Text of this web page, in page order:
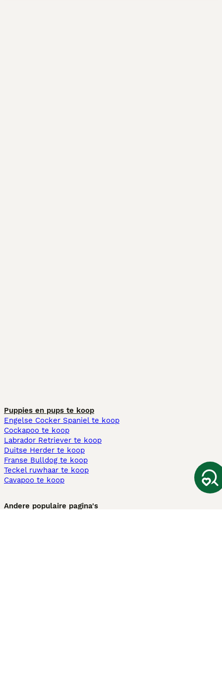
Puppies en pups te koop
Engelse Cocker Spaniel te koop
Cockapoo te koop
Labrador Retriever te koop
Duitse Herder te koop
Franse Bulldog te koop
Teckel ruwhaar te koop
Cavapoo te koop
Andere populaire pagina's